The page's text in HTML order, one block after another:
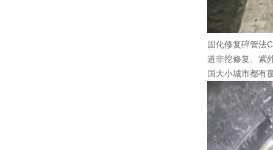
固化修复碎管法
道非挖修复、紫
国大小城市都有